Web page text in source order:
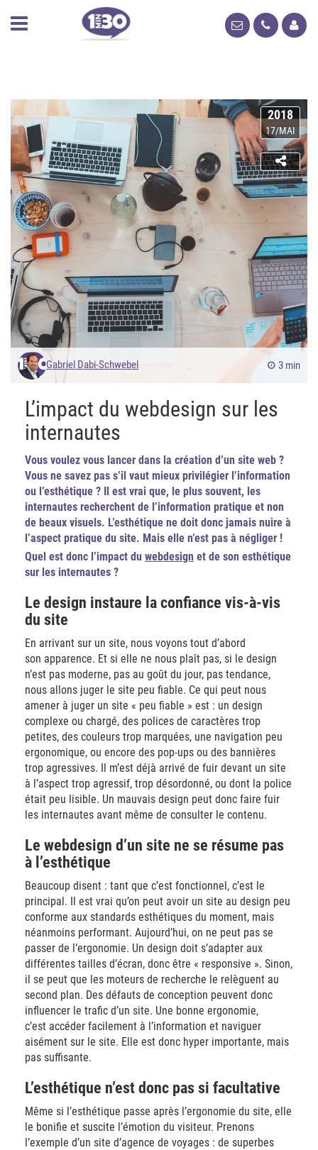
2018
17/MAI
Gabriel Dabi-Schwebel 3 min
L’impact du webdesign sur les
internautes
Vous voulez vous lancer dans la création d’un site web ?
Vous ne savez pas s’il vaut mieux privilégier l’information
ou l’esthétique ? Il est vrai que, le plus souvent, les
internautes recherchent de l’information pratique et non
de beaux visuels. L’esthétique ne doit donc jamais nuire à
l’aspect pratique du site. Mais elle n’est pas à négliger !
Quel est donc l’impact du webdesign et de son esthétique
sur les internautes ?
Le design instaure la confiance vis-à-vis
du site
En arrivant sur un site, nous voyons tout d’abord
son apparence. Et si elle ne nous plaît pas, si le design
n’est pas moderne, pas au goût du jour, pas tendance,
nous allons juger le site peu fiable. Ce qui peut nous
amener à juger un site « peu fiable » est : un design
complexe ou chargé, des polices de caractères trop
petites, des couleurs trop marquées, une navigation peu
ergonomique, ou encore des pop-ups ou des bannières
trop agressives. Il m’est déjà arrivé de fuir devant un site
à l’aspect trop agressif, trop désordonné, ou dont la police
était peu lisible. Un mauvais design peut donc faire fuir
les internautes avant même de consulter le contenu.
Le webdesign d’un site ne se résume pas
à l’esthétique
Beaucoup disent : tant que c’est fonctionnel, c’est le
principal. Il est vrai qu’on peut avoir un site au design peu
conforme aux standards esthétiques du moment, mais
néanmoins performant. Aujourd’hui, on ne peut pas se
passer de l’ergonomie. Un design doit s’adapter aux
différentes tailles d’écran, donc être « responsive ». Sinon,
il se peut que les moteurs de recherche le relèguent au
second plan. Des défauts de conception peuvent donc
influencer le trafic d’un site. Une bonne ergonomie,
c’est accéder facilement à l’information et naviguer
aisément sur le site. Elle est donc hyper importante, mais
pas suffisante.
L’esthétique n’est donc pas si facultative
Même si l’esthétique passe après l’ergonomie du site, elle
le bonifie et suscite l’émotion du visiteur. Prenons
l’exemple d’un site d’agence de voyages : de superbes